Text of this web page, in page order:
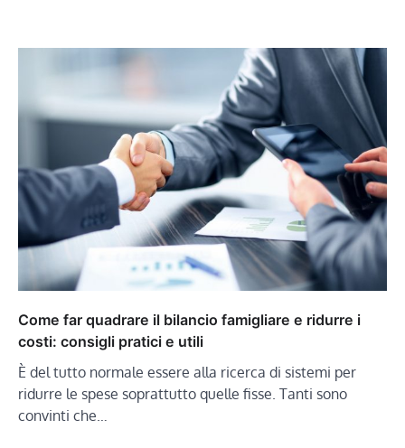
Come far quadrare il bilancio famigliare e ridurre i
costi: consigli pratici e utili
È del tutto normale essere alla ricerca di sistemi per
ridurre le spese soprattutto quelle fisse. Tanti sono
convinti che…